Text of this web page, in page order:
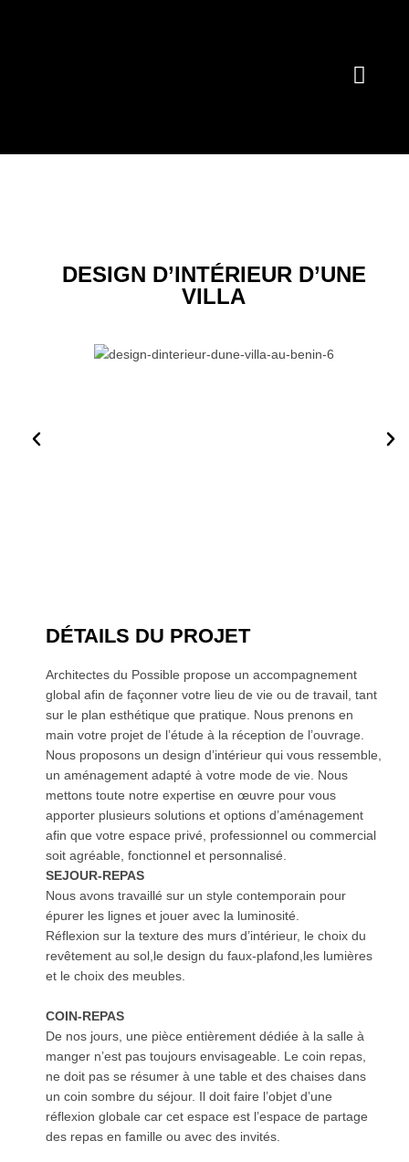
DESIGN D’INTÉRIEUR D’UNE
VILLA
DÉTAILS DU PROJET
Architectes du Possible propose un accompagnement
global afin de façonner votre lieu de vie ou de travail, tant
sur le plan esthétique que pratique. Nous prenons en
main votre projet de l’étude à la réception de l’ouvrage.
Nous proposons un design d’intérieur qui vous ressemble,
un aménagement adapté à votre mode de vie. Nous
mettons toute notre expertise en œuvre pour vous
apporter plusieurs solutions et options d’aménagement
afin que votre espace privé, professionnel ou commercial
soit agréable, fonctionnel et personnalisé.
SEJOUR-REPAS
Nous avons travaillé sur un style contemporain pour
épurer les lignes et jouer avec la luminosité.
Réflexion sur la texture des murs d’intérieur, le choix du
revêtement au sol,le design du faux-plafond,les lumières
et le choix des meubles.
COIN-REPAS
De nos jours, une pièce entièrement dédiée à la salle à
manger n’est pas toujours envisageable. Le coin repas,
ne doit pas se résumer à une table et des chaises dans
un coin sombre du séjour. Il doit faire l’objet d’une
réflexion globale car cet espace est l’espace de partage
des repas en famille ou avec des invités.